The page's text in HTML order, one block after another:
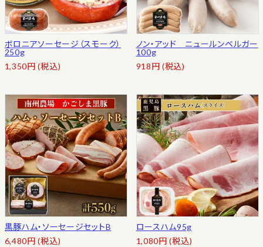
ボロニアソーセージ（スモーク）
250g
1,350円(税込)
ノン・アッド ニュールンベルガー
100g
918円(税込)
黒豚ハム・ソーセージセットB
6,480円(税込)
ロースハム95g
1,080円(税込)